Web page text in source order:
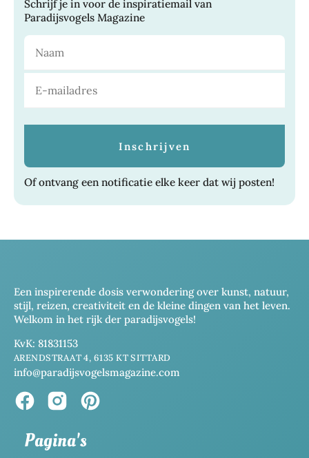
Schrijf je in voor de inspiratiemail van
Paradijsvogels Magazine
Of ontvang een notificatie elke keer dat wij posten!
Een inspirerende dosis verwondering over kunst, natuur,
stijl, reizen, creativiteit en de kleine dingen van het leven.
Welkom in het rijk der paradijsvogels!
KvK: 81831153
ARENDSTRAAT 4, 6135 KT SITTARD
info@paradijsvogelsmagazine.com
Pagina's